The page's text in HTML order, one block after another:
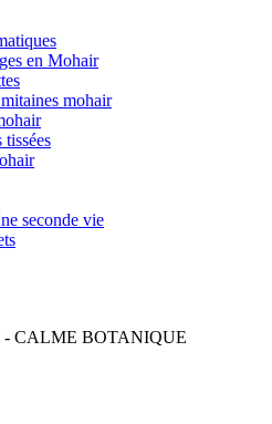
en Mohair
mohair
tissées
seconde vie
- CALME BOTANIQUE